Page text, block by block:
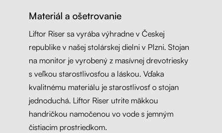
Materiál a ošetrovanie
Liftor Riser sa vyrába výhradne v Českej
republike v našej stolárskej dielni v Plzni. Stojan
na monitor je vyrobený z masívnej drevotriesky
s veľkou starostlivosťou a láskou. Vďaka
kvalitnému materiálu je starostlivosť o stojan
jednoduchá. Liftor Riser utrite mäkkou
handričkou namočenou vo vode s jemným
čistiacim prostriedkom.